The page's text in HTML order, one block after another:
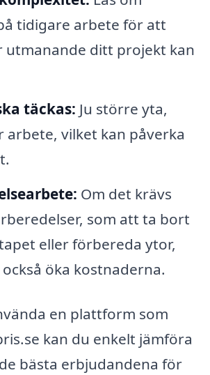
tidigare arbete för att
utmanande ditt projekt kan
täckas: Ju större yta,
arbete, vilket kan påverka
Om det krävs
som att ta bort
eller förbereda ytor,
öka kostnaderna.
en plattform som
kan du enkelt jämföra
bästa erbjudandena för